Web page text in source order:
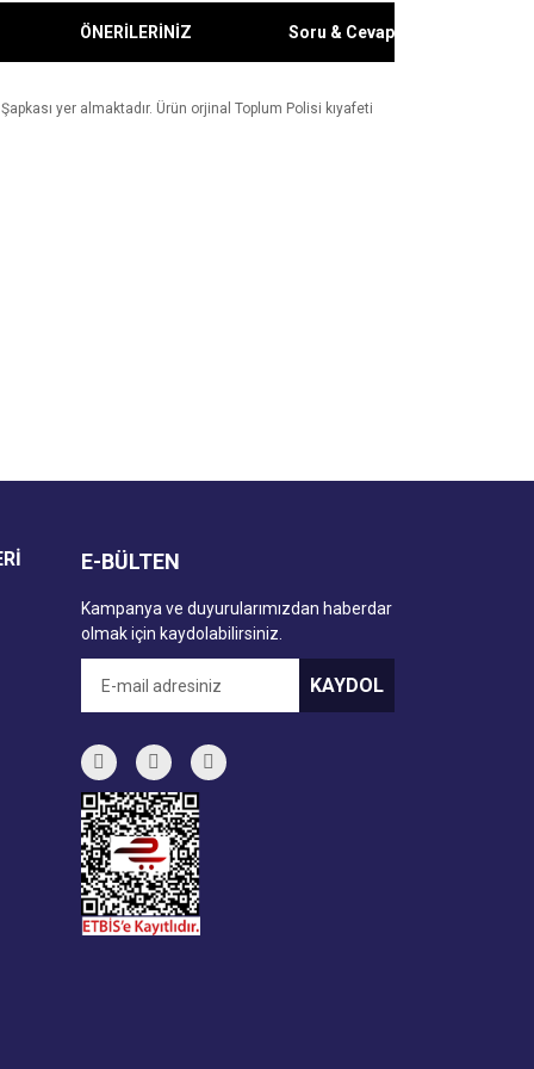
ÖNERİLERİNİZ Soru & Cevap
yer almaktadır. Ürün orjinal Toplum Polisi kıyafeti
E-BÜLTEN
Kampanya ve duyurularımızdan haberdar
olmak için kaydolabilirsiniz.
KAYDOL